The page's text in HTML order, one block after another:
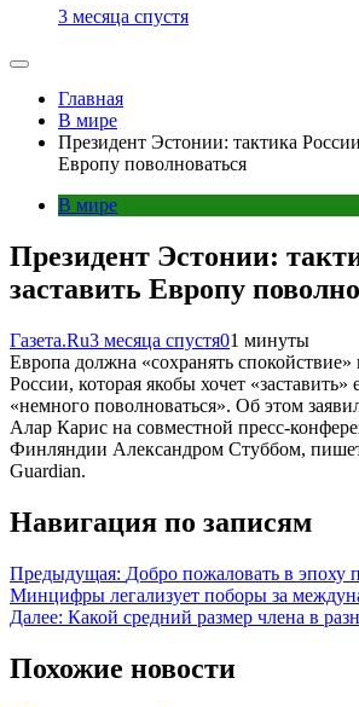
3 месяца спустя
Главная
В мире
Президент Эстонии: тактика
Европу поволноваться
В мире
Президент Эстонии:
заставить Европу
Газета.Ru3 месяца спустя01 минуты
Европа должна «сохранять
России, которая якобы хочет «заставить»
«немного поволноваться». Об этом
Алар Карис на совместной пресс-
Финляндии Александром Стуббом, пишет
Guardian.
Навигация по записям
Предыдущая: Добро пожаловать в эпоху
Минцифры легализует поборы за
Далее: Какой средний размер члена в
Похожие новости